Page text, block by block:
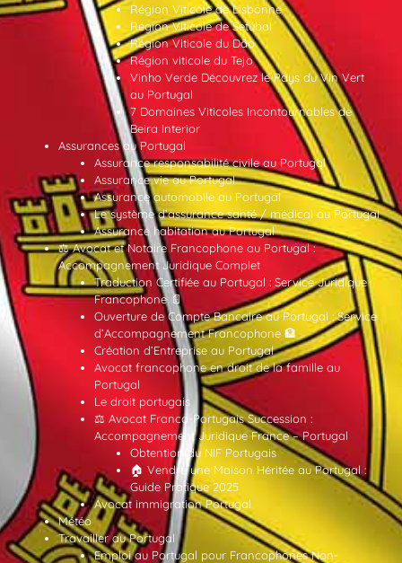
Région Viticole de Lisbonne
Région Viticole de Setúbal
Région Viticole du Dão
Région viticole du Tejo
Vinho Verde Découvrez le Pays du Vin Vert
au Portugal
7 Domaines Viticoles Incontournables de
Beira Interior
Assurances au Portugal
Assurance responsabilité civile au Portugal
Assurance vie au Portugal
Assurance automobile au Portugal
Le système d’assurance santé / médical au Portugal
Assurance habitation au Portugal
⚖️ Avocat et Notaire Francophone au Portugal :
Accompagnement Juridique Complet
Traduction Certifiée au Portugal : Service Juridique
Francophone 📄
Ouverture de Compte Bancaire au Portugal : Service
d’Accompagnement Francophone 🏦
Création d’Entreprise au Portugal
Avocat francophone en droit de la famille au
Portugal
Le droit portugais
⚖️ Avocat Franco-Portugais Succession :
Accompagnement Juridique France – Portugal
Obtention du NIF Portugais
🏠 Vendre une Maison Héritée au Portugal :
Guide Pratique 2025
Avocat immigration Portugal
Météo
Travailler au Portugal
Emploi au Portugal pour Francophones Non-